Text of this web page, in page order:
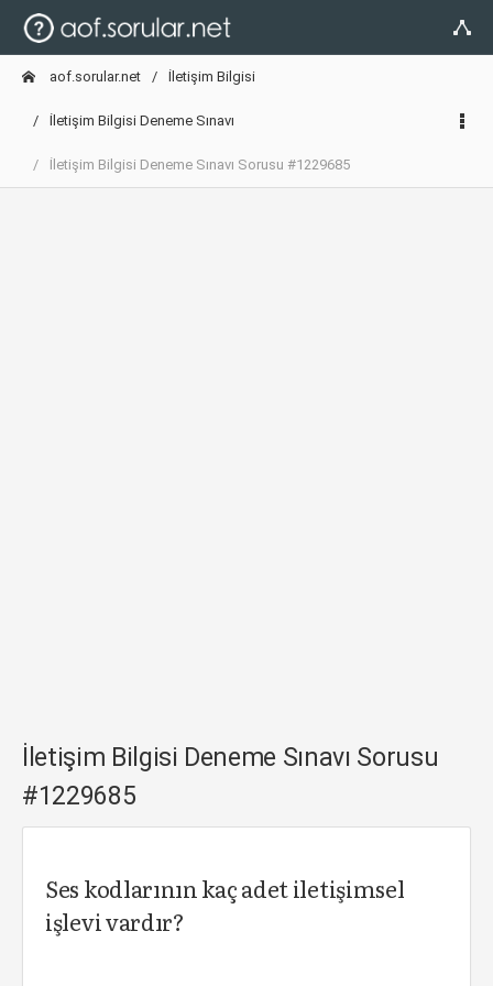
aof.sorular.net İletişim Bilgisi
İletişim Bilgisi Deneme Sınavı
İletişim Bilgisi Deneme Sınavı Sorusu #1229685
İletişim Bilgisi Deneme Sınavı Sorusu
#1229685
Ses kodlarının kaç adet iletişimsel
işlevi vardır?